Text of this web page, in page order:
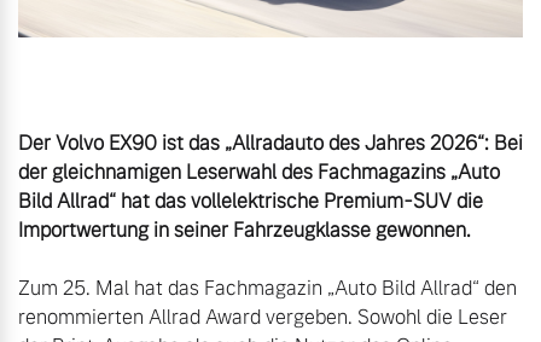
Editionsmodelle
Konnektivität
Angebot anfragen
Service by Volvo
Sie erhalten bei uns eine
Der Volvo EX90 ist das „Allradauto des Jahres 2026“: Bei
der gleichnamigen Leserwahl des Fachmagazins „Auto
Bild Allrad“ hat das vollelektrische Premium-SUV die
Importwertung in seiner Fahrzeugklasse gewonnen.
Zum 25. Mal hat das Fachmagazin „Auto Bild Allrad“ den
renommierten Allrad Award vergeben. Sowohl die Leser